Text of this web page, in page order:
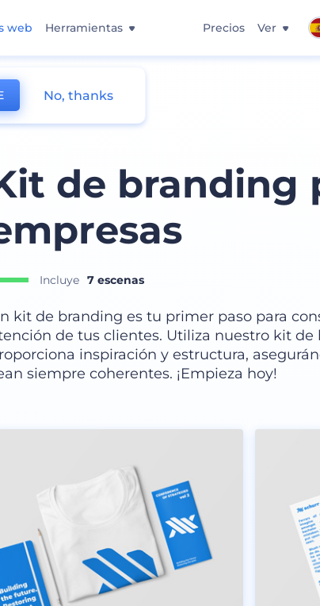
web Herramientas Precios Ver
de branding
Incluye 7 escenas
kit de branding es tu primer paso para
de tus clientes. Utiliza nuestro kit
inspiración y estructura,
siempre coherentes. ¡Empieza hoy!
No, thanks